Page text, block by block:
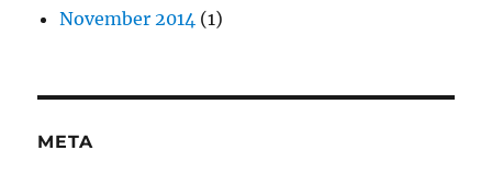
November 2014 (1)
META